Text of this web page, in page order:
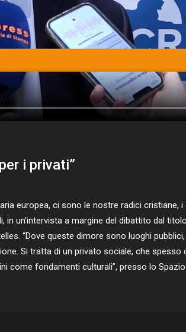
i privati”
europea, ci sono le nostre radici
in un’intervista a margine del dibattito dal
“Dove queste dimore sono luoghi
Si tratta di un privato sociale, che spesso
come fondamenti culturali”, presso lo